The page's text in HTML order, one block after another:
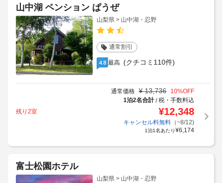
山中湖 ペンション ぱうぜ
山梨県 > 山中湖・忍野
通常割引
4.8 最高 (クチコミ110件)
通常価格 ¥ 13,736 10%OFF
1泊2名合計/税・手数料込
残り2室
¥12,348
キャンセル料無料（~8/12)
1泊1名あたり¥6,174
富士松園ホテル
山梨県 > 山中湖・忍野